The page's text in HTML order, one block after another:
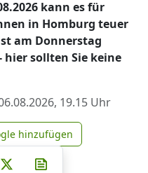
kann es für
in Homburg teuer
am Donnerstag
hier sollten Sie keine
19.15 Uhr
zu Google
hinzufügen
Facebook
auf Whatsapp
Teilen auf Telegram
Mail teilen
Post auf X